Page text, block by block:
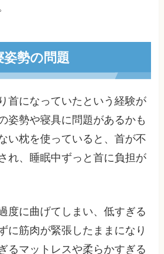
勢の問題
首になっていたという経験が
姿勢や寝具に問題があるかも
い枕を使っていると、首が不
れ、睡眠中ずっと首に負担が
度に曲げてしまい、低すぎる
に筋肉が緊張したままになり
るマットレスや柔らかすぎる